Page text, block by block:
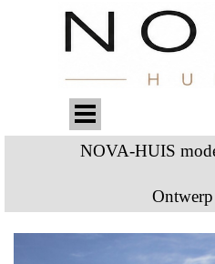
NOVA-HUIS